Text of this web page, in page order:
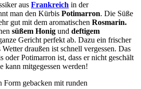
aus Frankreich in der
man den Kürbis Potimarron. Die Süße
gut mit dem aromatischen Rosmarin.
süßem Honig und deftigem
Gericht perfekt ab. Dazu ein frischer
draußen ist schnell vergessen. Das
oder Potimarron ist, dass er nicht geschält
kann mitgegessen werden!